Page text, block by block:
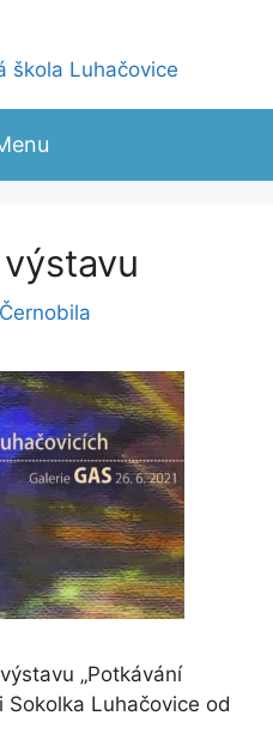
„Potkávání
Sokolka Luhačovice od